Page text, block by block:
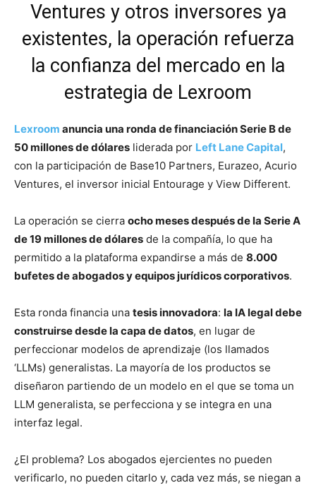
Ventures y otros inversores ya
existentes, la operación refuerza
la confianza del mercado en la
estrategia de Lexroom
Lexroom anuncia una ronda de financiación Serie B de
50 millones de dólares liderada por Left Lane Capital,
con la participación de Base10 Partners, Eurazeo, Acurio
Ventures, el inversor inicial Entourage y View Different.
La operación se cierra ocho meses después de la Serie A
de 19 millones de dólares de la compañía, lo que ha
permitido a la plataforma expandirse a más de 8.000
bufetes de abogados y equipos jurídicos corporativos.
Esta ronda financia una tesis innovadora: la IA legal debe
construirse desde la capa de datos, en lugar de
perfeccionar modelos de aprendizaje (los llamados
‘LLMs) generalistas. La mayoría de los productos se
diseñaron partiendo de un modelo en el que se toma un
LLM generalista, se perfecciona y se integra en una
interfaz legal.
¿El problema? Los abogados ejercientes no pueden
verificarlo, no pueden citarlo y, cada vez más, se niegan a